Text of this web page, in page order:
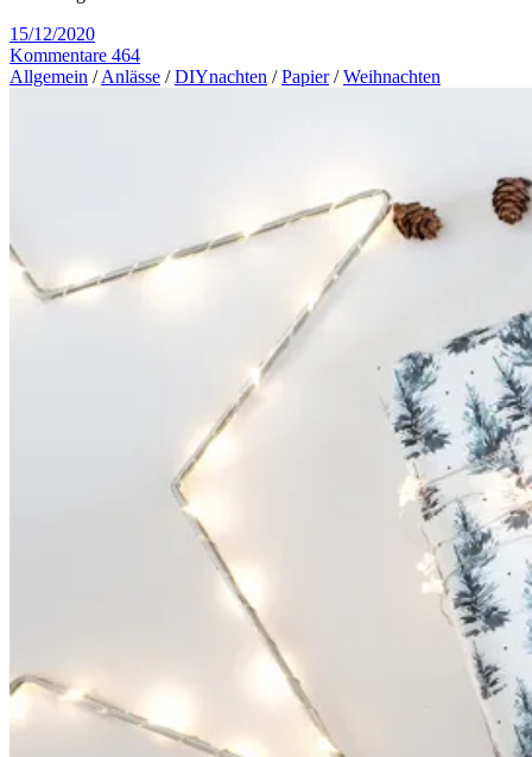
15/12/2020
Kommentare 464
Allgemein /Anlässe /DIYnachten /Papier/Weihnachten